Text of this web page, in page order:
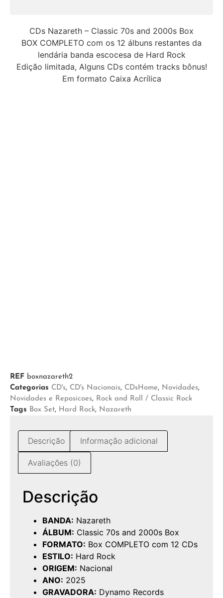
CDs Nazareth – Classic 70s and 2000s Box
BOX COMPLETO com os 12 álbuns restantes da
lendária banda escocesa de Hard Rock
Edição limitada, Alguns CDs contém tracks bônus!
Em formato Caixa Acrílica
REF boxnazareth2
Categorias CD's, CD's Nacionais, CDsHome, Novidades,
Novidades e Reposicoes, Rock and Roll / Classic Rock
Tags Box Set, Hard Rock, Nazareth
Descrição Informação adicional
Avaliações (0)
Descrição
BANDA: Nazareth
ÁLBUM: Classic 70s and 2000s Box
FORMATO: Box COMPLETO com 12 CDs
ESTILO: Hard Rock
ORIGEM: Nacional
ANO: 2025
GRAVADORA: Dynamo Records